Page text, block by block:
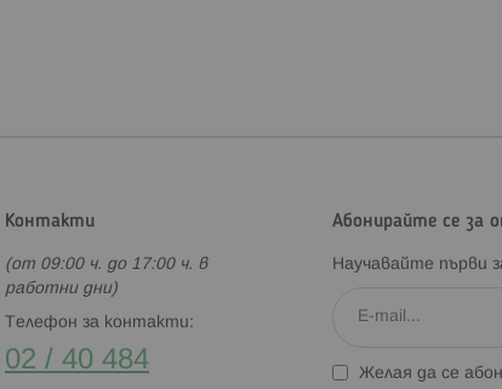
Контакти
(от 09:00 ч. до 17:00 ч. в
работни дни)
Телефон за контакти:
02 / 40 484
Абонирайте се за
Научавайте първи
Желая да се